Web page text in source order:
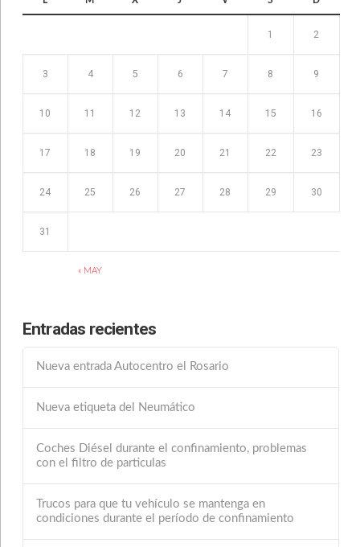
« MAY
1 2
3 4 5 6 7 8 9
10 11 12 13 14 15 16
17 18 19 20 21 22 23
24 25 26 27 28 29 30
31
Entradas recientes
Nueva entrada Autocentro el Rosario
Nueva etiqueta del Neumático
Coches Diésel durante el confinamiento, problemas
con el filtro de particulas
Trucos para que tu vehículo se mantenga en
condiciones durante el período de confinamiento